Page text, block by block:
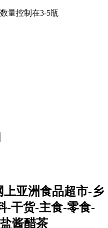
量控制在3-5瓶